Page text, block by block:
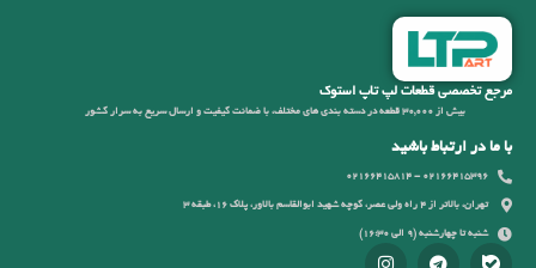
مرجع تخصصی قطعات لپ تاپ استوک
بیش از 30,000 قطعه در دسته بندی های مختلف، با ضمانت کیفیت و ارسال سریع به سرار کشور
با ما در ارتباط باشید
02166415396 - 02166415814
تهران، بالاتر از 4 راه ولی عصر، کوچه شهید ابوالقاسم بالاور، پلاک 16، طبقه 3
شنبه تا چهارشنبه (9 الی 16:30)